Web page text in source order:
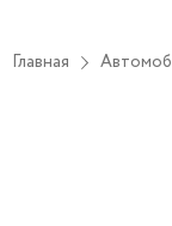
Главная